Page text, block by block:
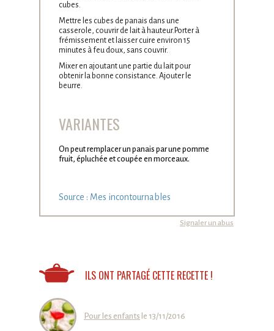
cubes.
Mettre les cubes de panais dans une
casserole, couvrir de lait à hauteur.Porter à
frémissement et laisser cuire environ 15
minutes à feu doux, sans couvrir.
Mixer en ajoutant une partie du lait pour
obtenir la bonne consistance. Ajouter le
beurre.
VARIANTES
On peut remplacer un panais par une pomme
fruit, épluchée et coupée en morceaux.
Source : Mes incontournables
Signaler un abus
ILS ONT PARTAGÉ CETTE RECETTE !
Pour les enfants le 13/11/2016